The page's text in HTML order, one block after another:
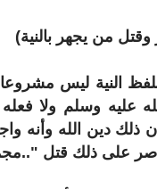
وقتل من يجهر بالنية)
النية ليس
عليه وسلم ولا
ذلك دين الله وأنه
على ذلك قتل "..مجموع